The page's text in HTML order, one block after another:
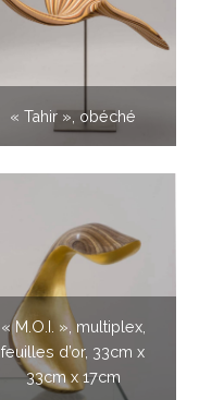
« Tahir », obéché
« M.O.I. », multiplex,
feuilles d’or, 33cm x
33cm x 17cm